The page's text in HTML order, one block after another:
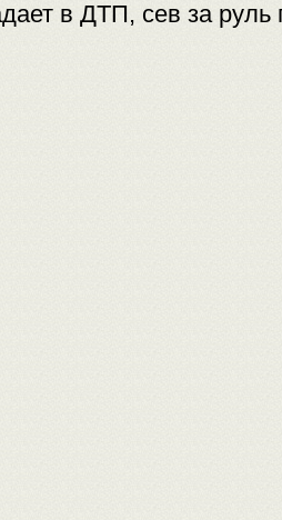
в ДТП, сев за